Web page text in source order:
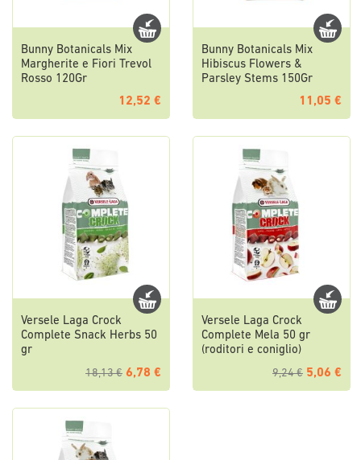
Bunny Botanicals Mix
Margherite e Fiori Trevol
Rosso 120Gr
12,52 €
Bunny Botanicals Mix
Hibiscus Flowers &
Parsley Stems 150Gr
11,05 €
Versele Laga Crock
Complete Snack Herbs 50
gr
18,13 € 6,78 €
Versele Laga Crock
Complete Mela 50 gr
(roditori e coniglio)
9,24 € 5,06 €